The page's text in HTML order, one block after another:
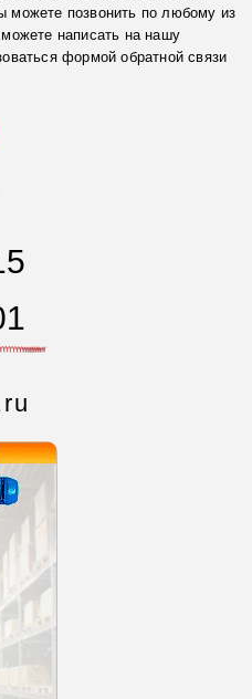
можете позвонить по любому из
написать на нашу
формой обратной связи